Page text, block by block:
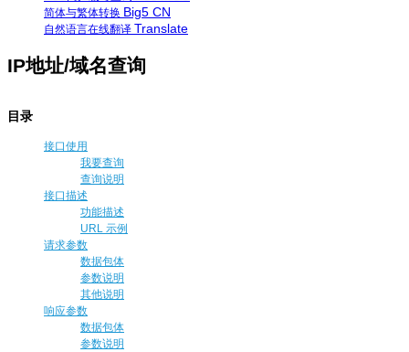
简体与繁体转换 Big5 CN
自然语言在线翻译 Translate
IP地址/域名查询
目录
接口使用
我要查询
查询说明
接口描述
功能描述
URL 示例
请求参数
数据包体
参数说明
其他说明
响应参数
数据包体
参数说明